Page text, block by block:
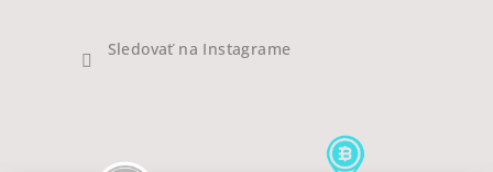
Sledovať na Instagrame